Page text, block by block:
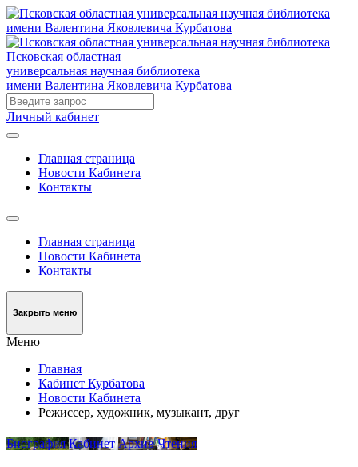
Псковская областная
универсальная научная библиотека
имени Валентина Яковлевича Курбатова
Личный кабинет
Главная страница
Новости Кабинета
Контакты
Главная страница
Новости Кабинета
Контакты
Закрыть меню
Меню
Главная
Кабинет Курбатова
Новости Кабинета
Режиссер, художник, музыкант, друг
БиографияКабинетАрхивЧтения